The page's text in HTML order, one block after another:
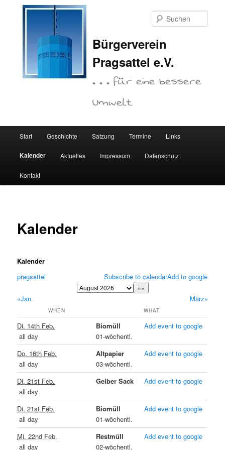
Bürgerverein
Pragsattel e.V.
. . . für eine bessere
Umwelt
Start Geschichte Satzung Termine Links
Kalender Aktuelles Impressum Datenschutz
Kontakt
Kalender
Kalender
pragsattel
Add to google
Subscribe to calendar
«Jan. März»
WHEN WHAT
Di. 14th Feb.
all day
Add event to google
Biomüll
01-wöchentl.
Do. 16th Feb.
all day
Add event to google
Altpapier
03-wöchentl.
Di. 21st Feb.
all day
Add event to google
Gelber Sack
Di. 21st Feb.
all day
Add event to google
Biomüll
01-wöchentl.
Mi. 22nd Feb.
all day
Add event to google
Restmüll
02-wöchentl.